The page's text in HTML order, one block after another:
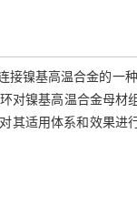
接镍基高温合金的
对镍基高温合金母材
其适用体系和效果